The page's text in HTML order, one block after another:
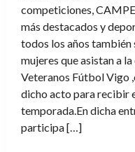
competiciones,
más destacados y
todos los años también
mujeres que asistan a
Veteranos Fútbol Vigo
dicho acto para recibir
temporada.En dicha
participa […]